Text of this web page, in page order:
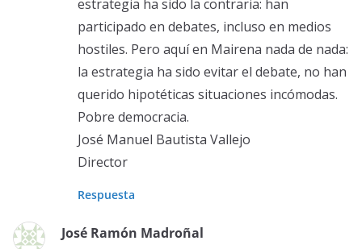
estrategia ha sido la contraria: han
participado en debates, incluso en medios
hostiles. Pero aquí en Mairena nada de nada:
la estrategia ha sido evitar el debate, no han
querido hipotéticas situaciones incómodas.
Pobre democracia.
José Manuel Bautista Vallejo
Director
Respuesta
José Ramón Madroñal